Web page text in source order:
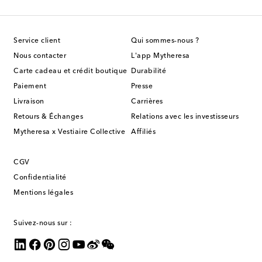
Service client
Nous contacter
Carte cadeau et crédit boutique
Paiement
Livraison
Retours & Échanges
Mytheresa x Vestiaire Collective
Qui sommes-nous ?
L'app Mytheresa
Durabilité
Presse
Carrières
Relations avec les investisseurs
Affiliés
CGV
Confidentialité
Mentions légales
Suivez-nous sur :